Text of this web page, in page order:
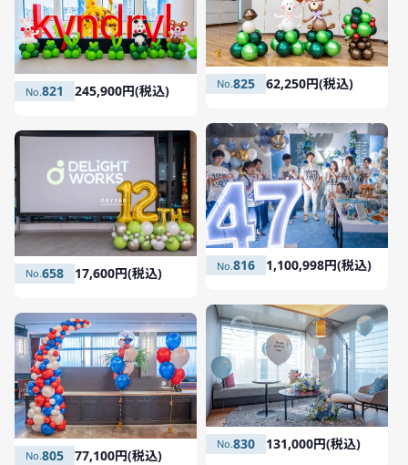
825 62,250円(税込)
821 245,900円(税込)
816 1,100,998円(税込)
658 17,600円(税込)
830 131,000円(税込)
805 77,100円(税込)